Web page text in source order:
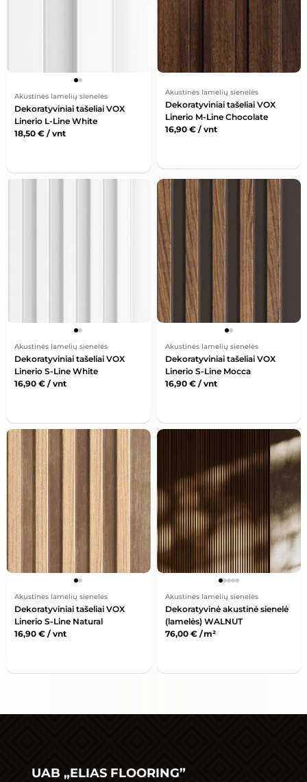
Akustinės lamelių sienelės
Dekoratyviniai tašeliai VOX
Linerio L-Line White
18,50 € / vnt
Akustinės lamelių sienelės
Dekoratyviniai tašeliai VOX
Linerio M-Line Chocolate
16,90 €/ vnt
Akustinės lamelių sienelės
Dekoratyviniai tašeliai VOX
Linerio S-Line White
16,90 € / vnt
Akustinės lamelių sienelės
Dekoratyviniai tašeliai VOX
Linerio S-Line Mocca
16,90 €/ vnt
Akustinės lamelių sienelės
Dekoratyviniai tašeliai VOX
Linerio S-Line Natural
16,90 € / vnt
Akustinės lamelių sienelės
Dekoratyvinė akustinė sienelė
(lamelės) WALNUT
76,00 €/ m²
UAB „ELIAS FLOORING”